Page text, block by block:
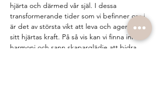
hjärta och därmed vår själ. I dessa
transformerande tider som vi befinner oss i
är det av största vikt att leva och agera från
sitt hjärtas kraft. På så vis kan vi finna inre
harmoni och sann skaparglädje att bidra